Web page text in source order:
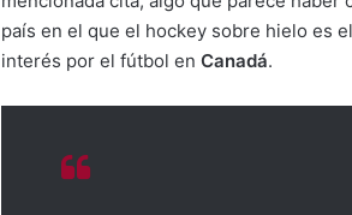
país en el que el hockey sobre hielo es
interés por el fútbol en Canadá.